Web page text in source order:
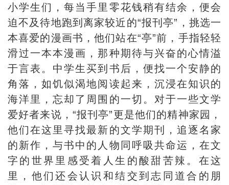
小学生们，每当手里零花钱稍有结余，便会
迫不及待地跑到离家较近的“报刊亭”，挑选一
本喜爱的漫画书，他们站在“亭”前，手指轻轻
滑过一本本漫画，那种期待与兴奋的心情溢
于言表。中学生买到书后，便找一个安静的
角落，如饥似渴地阅读起来，沉浸在知识的
海洋里，忘却了周围的一切。对于一些文学
爱好者来说，“报刊亭”更是他们的精神家园，
他们在这里寻找最新的文学期刊，追逐名家
的新作，与书中的人物同呼吸共命运，在文
字的世界里感受着人生的酸甜苦辣。在这
里，他们还会认识和结交到志同道合的朋